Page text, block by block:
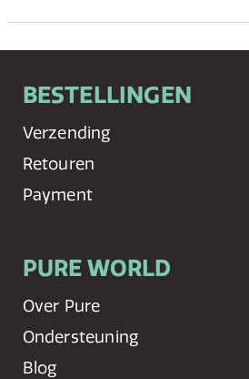
BESTELLINGEN
Verzending
Retouren
Payment
PURE WORLD
Over Pure
Ondersteuning
Blog